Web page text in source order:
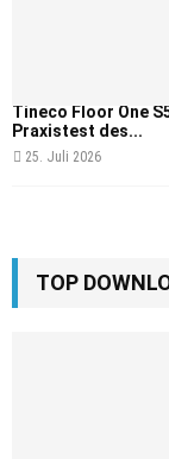
Tineco Floor One
Praxistest des...
25. Juli 2026
TOP